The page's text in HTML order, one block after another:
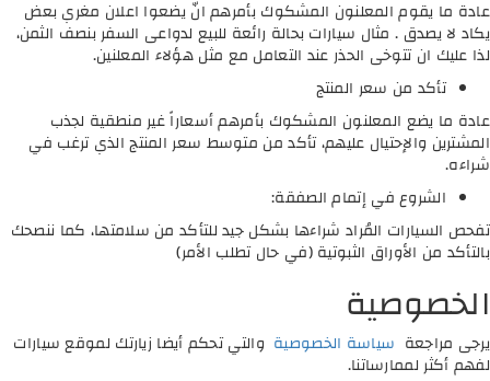
عادة ما يقوم المعلنون المشكوك بأمرهم انّ يضعوا اعلان مغري بعض
يكاد لا يصدق . مثال سيارات بحالة رائعة للبيع لدواعى السفر بنصف الثمن،
لذا عليك ان تتوخى الحذر عند التعامل مع مثل هؤلاء المعلنين.
تأكد من سعر المنتج
عادة ما يضع المعلنون المشكوك بأمرهم أسعاراً غير منطقية لجذب
المشترين والإحتيال عليهم، تأكد من متوسط سعر المنتج الذي ترغب في
شراءه.
الشروع في إتمام الصفقة:
تفحص السيارات المُراد شراءها بشكل جيد للتأكد من سلامتها، كما ننصحك
بالتأكد من الأوراق الثبوتية (في حال تطلب الأمر)
الخصوصية
يرجى مراجعة سياسة الخصوصية والتي تحكم أيضا زيارتك لموقع سيارات
لفهم أكثر لممارساتنا.